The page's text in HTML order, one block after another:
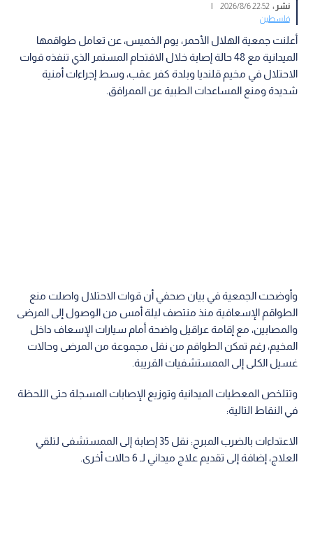
نشر :22:52 2026/8/6
|
فلسطين
أعلنت جمعية الهلال الأحمر، يوم الخميس، عن تعامل طواقمها
الميدانية مع 48 حالة إصابة خلال الاقتحام المستمر الذي تنفذه قوات
الاحتلال في مخيم قلنديا وبلدة كفر عقب، وسط إجراءات أمنية
شديدة ومنع المساعدات الطبية عن الممرافق.
وأوضحت الجمعية في بيان صحفي أن قوات الاحتلال واصلت منع
الطواقم الإسعافية منذ منتصف ليلة أمس من الوصول إلى المرضى
والمصابين، مع إقامة عراقيل واضحة أمام سيارات الإسعاف داخل
المخيم، رغم تمكن الطواقم من نقل مجموعة من المرضى وحالات
غسيل الكلى إلى الممستشفيات القريبة.
وتتلخص المعطيات الميدانية وتوزيع الإصابات المسجلة حتى اللحظة
في النقاط التالية:
الاعتداءات بالضرب المبرح: نقل 35 إصابة إلى الممستشفى لتلقي
العلاج، إضافة إلى تقديم علاج ميداني لـ 6 حالات أخرى.